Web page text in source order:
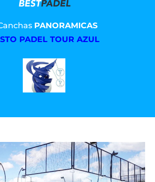
PANORAMICAS
PADEL TOUR AZUL